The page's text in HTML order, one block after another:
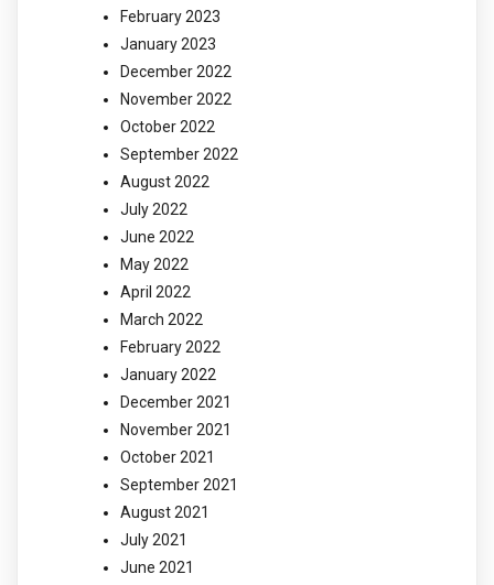
February 2023
January 2023
December 2022
November 2022
October 2022
September 2022
August 2022
July 2022
June 2022
May 2022
April 2022
March 2022
February 2022
January 2022
December 2021
November 2021
October 2021
September 2021
August 2021
July 2021
June 2021